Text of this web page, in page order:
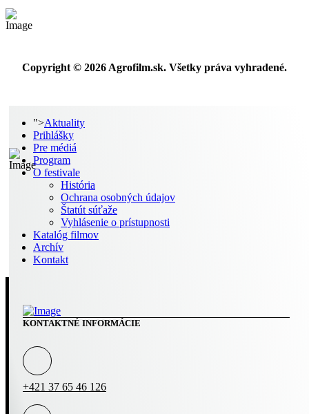
Copyright © 2026 Agrofilm.sk. Všetky práva vyhradené.
">Aktuality
Prihlášky
Pre médiá
Program
O festivale
História
Ochrana osobných údajov
Štatút súťaže
Vyhlásenie o prístupnosti
Katalóg filmov
Archív
Kontakt
KONTAKTNÉ INFORMÁCIE
+421 37 65 46 126